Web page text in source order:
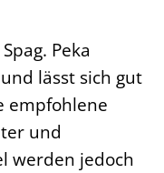
Peka
lässt sich gut
empfohlene
und
werden jedoch